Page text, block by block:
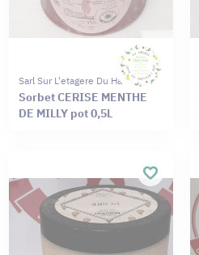
Sarl Sur L'etagere Du Haut
Sorbet CERISE MENTHE
DE MILLY pot 0,5L